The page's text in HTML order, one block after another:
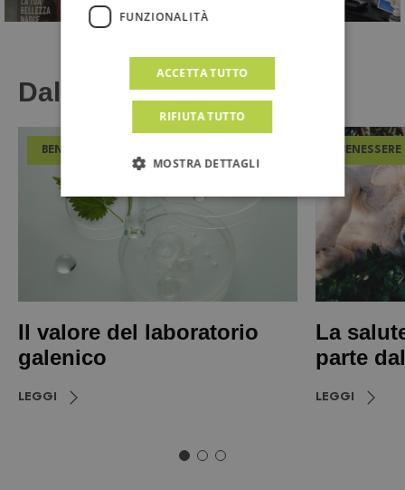
Dal Magazine
BENESSERE
Il valore del laboratorio
galenico
LEGGI
BENESSERE
La
parte
LEGGI
FUNZIONALITÀ
ACCETTA TUTTO
RIFIUTA TUTTO
MOSTRA DETTAGLI